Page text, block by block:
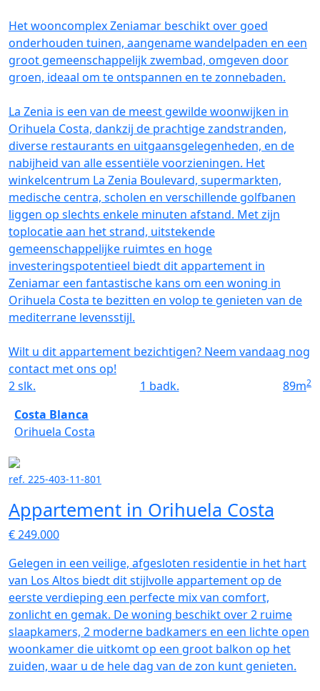
Het wooncomplex Zeniamar beschikt over goed
onderhouden tuinen, aangename wandelpaden en een
groot gemeenschappelijk zwembad, omgeven door
groen, ideaal om te ontspannen en te zonnebaden.
La Zenia is een van de meest gewilde woonwijken in
Orihuela Costa, dankzij de prachtige zandstranden,
diverse restaurants en uitgaansgelegenheden, en de
nabijheid van alle essentiële voorzieningen. Het
winkelcentrum La Zenia Boulevard, supermarkten,
medische centra, scholen en verschillende golfbanen
liggen op slechts enkele minuten afstand. Met zijn
toplocatie aan het strand, uitstekende
gemeenschappelijke ruimtes en hoge
investeringspotentieel biedt dit appartement in
Zeniamar een fantastische kans om een woning in
Orihuela Costa te bezitten en volop te genieten van de
mediterrane levensstijl.
Wilt u dit appartement bezichtigen? Neem vandaag nog
contact met ons op!
2slk. 1 badk. 89m2
Costa Blanca
Orihuela Costa
ref. 225-403-11-801
Appartement in Orihuela Costa
€ 249.000
Gelegen in een veilige, afgesloten residentie in het hart
van Los Altos biedt dit stijlvolle appartement op de
eerste verdieping een perfecte mix van comfort,
zonlicht en gemak. De woning beschikt over 2 ruime
slaapkamers, 2 moderne badkamers en een lichte open
woonkamer die uitkomt op een groot balkon op het
zuiden, waar u de hele dag van de zon kunt genieten.